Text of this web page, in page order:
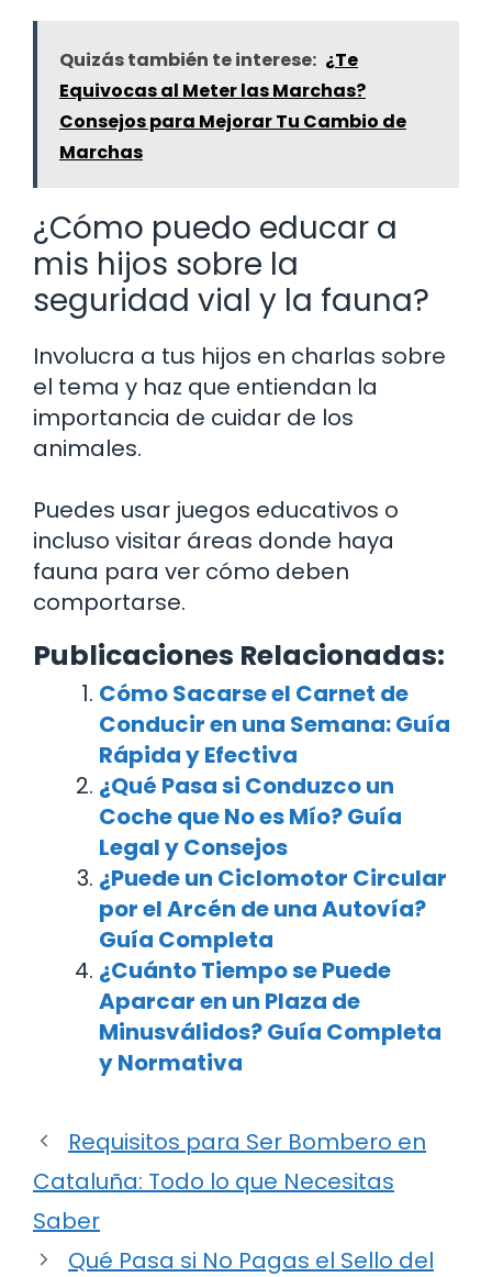
Quizás también te interese: ¿Te
Equivocas al Meter las Marchas?
Consejos para Mejorar Tu Cambio de
Marchas
¿Cómo puedo educar a
mis hijos sobre la
seguridad vial y la fauna?
Involucra a tus hijos en charlas sobre
el tema y haz que entiendan la
importancia de cuidar de los
animales.
Puedes usar juegos educativos o
incluso visitar áreas donde haya
fauna para ver cómo deben
comportarse.
Publicaciones Relacionadas:
Cómo Sacarse el Carnet de
Conducir en una Semana: Guía
Rápida y Efectiva
¿Qué Pasa si Conduzco un
Coche que No es Mío? Guía
Legal y Consejos
¿Puede un Ciclomotor Circular
por el Arcén de una Autovía?
Guía Completa
¿Cuánto Tiempo se Puede
Aparcar en un Plaza de
Minusválidos? Guía Completa
y Normativa
Requisitos para Ser Bombero en
Cataluña: Todo lo que Necesitas
Saber
Qué Pasa si No Pagas el Sello del